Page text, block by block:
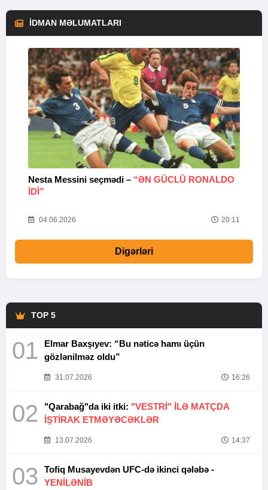
İDMAN MƏLUMATLARI
Nesta Messini seçmədi – “ƏN GÜCLÜ RONALDO
IDI”
04.06.2026 20:11
Digərləri
TOP 5
01
Elmar Baxşıyev: “Bu nəticə hamı üçün
gözlənilməz oldu”
31.07.2026 16:26
02 "Qarabağ"da iki itki: "VESTRİ" İLƏ MATÇDA
İŞTİRAK ETMƏYƏCƏKLƏR
13.07.2026 14:37
03
Tofiq Musayevdən UFC-də ikinci qələbə -
YENİLƏNİB